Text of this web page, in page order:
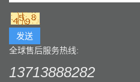
发送
全球售后服务热线:
13713888282